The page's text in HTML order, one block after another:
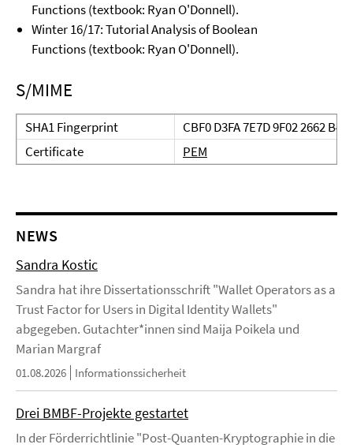
Functions (textbook: Ryan O'Donnell).
Winter 16/17: Tutorial Analysis of Boolean
Functions (textbook: Ryan O'Donnell).
S/MIME
SHA1 Fingerprint
CBF0 D3FA 7E7D 9F02 2662
Certificate
PEM
NEWS
Sandra Kostic
Sandra hat ihre Dissertationsschrift "Wallet Operators as a
Trust Factor for Users in Digital Identity Wallets"
abgegeben. Gutachter*innen sind Maija Poikela und
Marian Margraf
01.08.2026 Informationssicherheit
Drei BMBF-Projekte gestartet
In der Förderrichtlinie "Post-Quanten-Kryptographie in die